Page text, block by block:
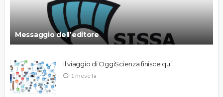
Messaggio dell’editore
Il viaggio di OggiScienza finisce qui
1 mese fa